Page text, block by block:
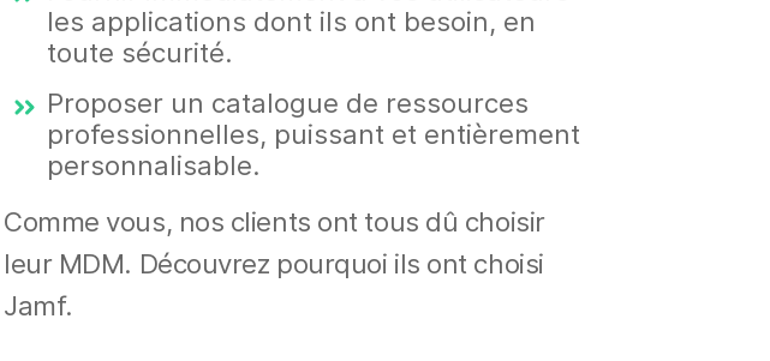
les applications dont ils ont besoin, en
toute sécurité.
Proposer un catalogue de ressources
professionnelles, puissant et entièrement
personnalisable.
Comme vous, nos clients ont tous dû choisir
leur MDM. Découvrez pourquoi ils ont choisi
Jamf.